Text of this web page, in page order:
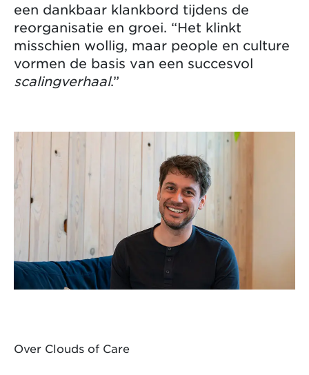
een dankbaar klankbord tijdens de
reorganisatie en groei. “Het klinkt
misschien wollig, maar people en culture
vormen de basis van een succesvol
scalingverhaal.”
Over Clouds of Care